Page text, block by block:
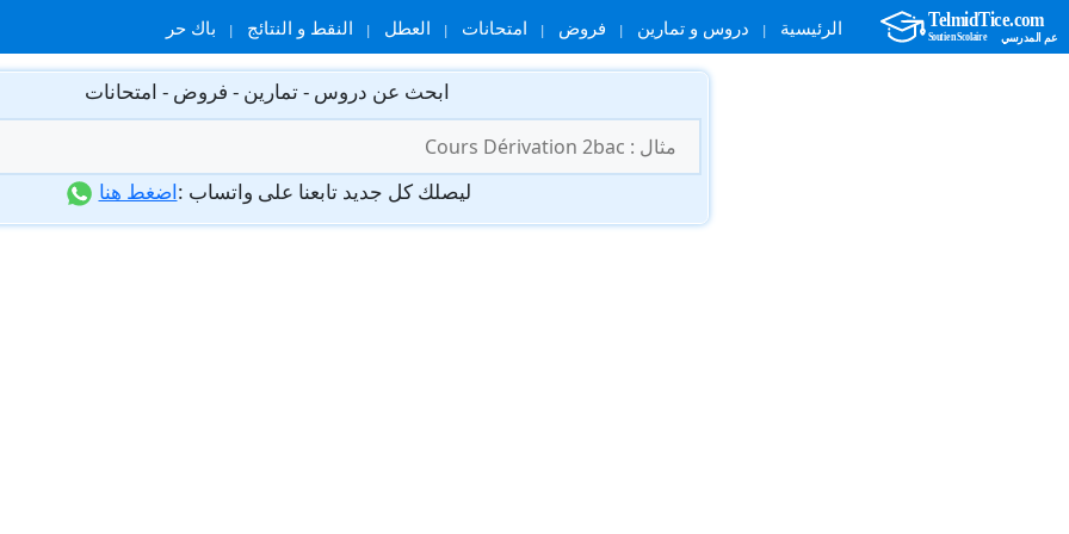
الرئيسية دروس و تمارين فروض امتحانات العطل النقط و النتائج باك حر
ابحث عن دروس - تمارين - فروض - امتحانات
عن:
ليصلك كل جديد تابعنا على واتساب :اضغط هنا